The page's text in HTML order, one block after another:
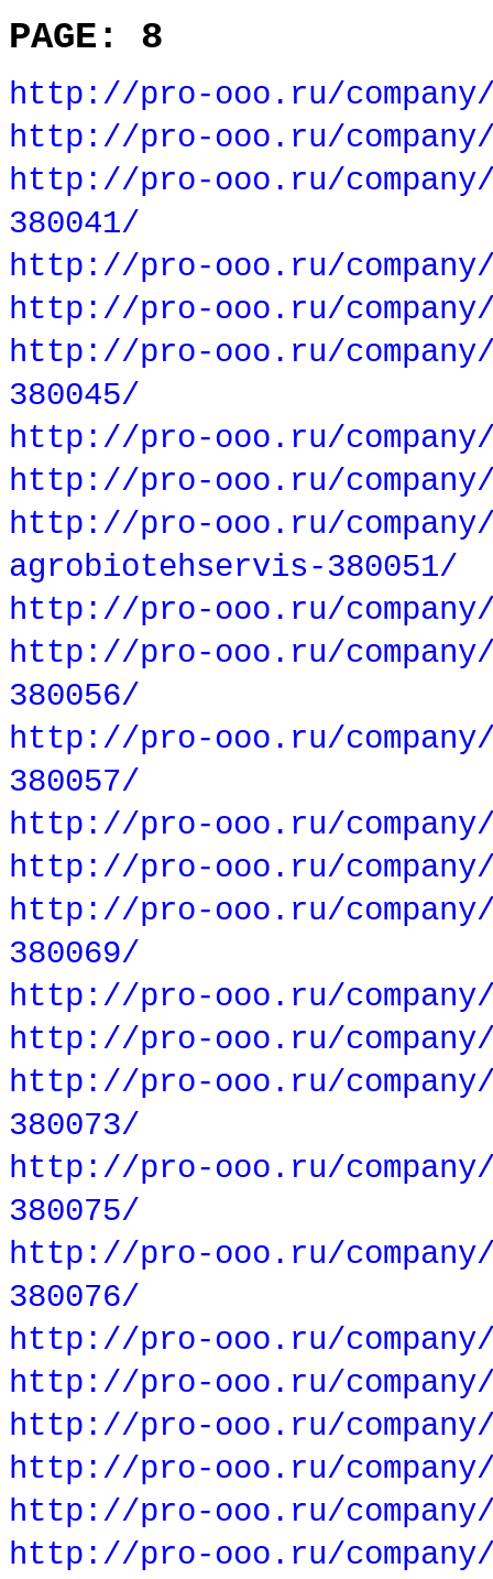
PAGE: 8
http://pro-ooo.ru/company/
http://pro-ooo.ru/
http://pro-ooo.ru/
380041/
http://pro-ooo.ru/company/
http://pro-ooo.ru/company/
http://pro-ooo.ru/
380045/
http://pro-ooo.ru/
http://pro-ooo.ru/company/
http://pro-ooo.ru/
agrobiotehservis-380051/
http://pro-ooo.ru/company/
http://pro-ooo.ru/
380056/
http://pro-ooo.ru/
380057/
http://pro-ooo.ru/
http://pro-ooo.ru/company/
http://pro-ooo.ru/company/
380069/
http://pro-ooo.ru/company/
http://pro-ooo.ru/company/
http://pro-ooo.ru/company/
380073/
http://pro-ooo.ru/
380075/
http://pro-ooo.ru/
380076/
http://pro-ooo.ru/company/
http://pro-ooo.ru/company/
http://pro-ooo.ru/
http://pro-ooo.ru/company/
http://pro-ooo.ru/company/
http://pro-ooo.ru/company/